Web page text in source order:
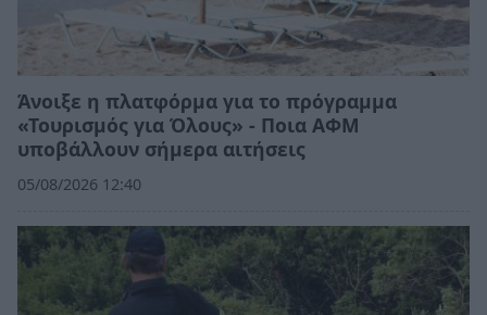
Άνοιξε η πλατφόρμα για το πρόγραμμα
«Τουρισμός για Όλους» - Ποια ΑΦΜ
υποβάλλουν σήμερα αιτήσεις
05/08/2026 12:40